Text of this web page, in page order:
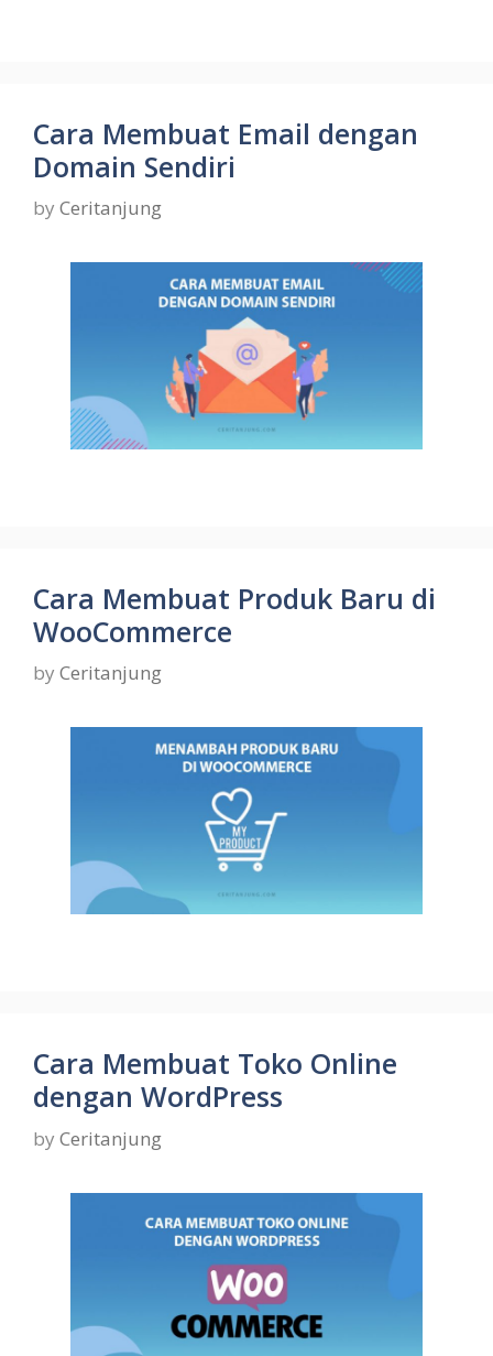
Cara Membuat Email dengan
Domain Sendiri
by Ceritanjung
Cara Membuat Produk Baru di
WooCommerce
by Ceritanjung
Cara Membuat Toko Online
dengan WordPress
by Ceritanjung